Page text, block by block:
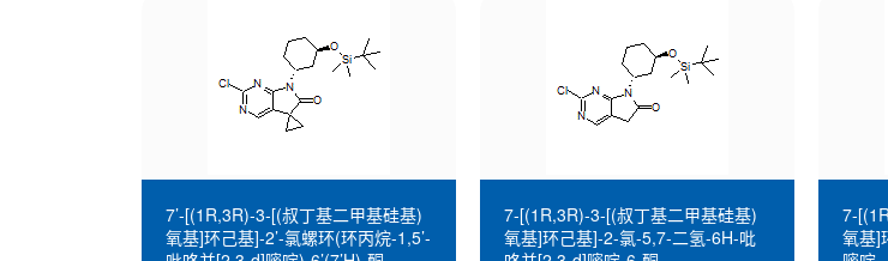
7’-[(1R,3R)-3-[(叔丁基二甲基硅基)
氧基]环己基]-2’-氯螺环(环丙烷-1,5’-
7-[(1R,3R)-3-[(叔丁基二甲基硅基)
氧基]环己基]-2-氯-5,7-二氢-6H-吡
7-
氧基]